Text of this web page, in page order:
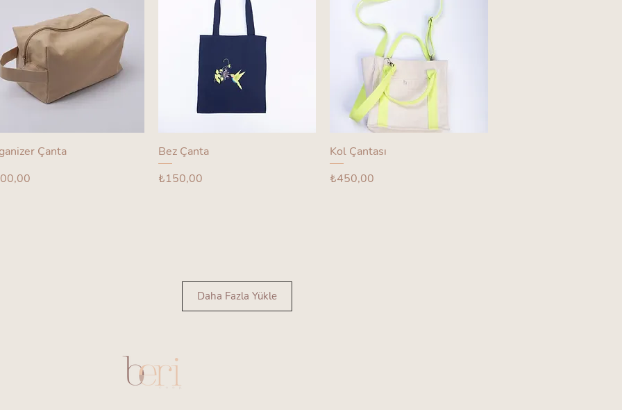
Çanta
Bez Çanta
Fiyat
₺150,00
Kol Çantası
Fiyat
₺450,00
Daha Fazla Yükle